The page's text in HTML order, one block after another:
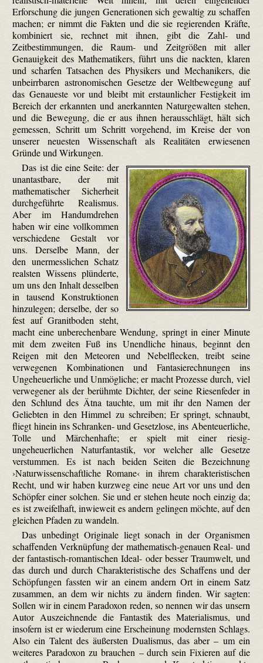
Erforschung die jungen Generationen sich gewaltig zu schaffen
machen; er nimmt die Fakten und die sie regierenden Kräfte,
kombiniert sie, rechnet mit ihnen, gibt die Zahl- und
Zeitbestimmungen, die Raum- und Zeitgrößen mit aller
Genauigkeit des Mathematikers, führt uns die nackten, klaren
und scharfen Tatsachen des Physikers und Mechanikers, die
unbeirrbaren astronomischen Gesetze der Weltbewegung auf
das Genaueste vor und bleibt mit erstaunlicher Festigkeit im
Bereich der erkannten und anerkannten Naturgewalten stehen,
und die Bewegung, die er aus ihnen herausschlägt, hält sich
gemessen, Schritt um Schritt vorgehend, im Kreise der von
unserer neuesten Wissenschaft als Realitäten erwiesenen
Gründe und Wirkungen.
Das ist die eine Seite: der
unantastbare, der mit
mathematischer Sicherheit
durchgeführte Realismus.
Aber im Handumdrehen
haben wir eine vollkommen
verschiedene Gestalt vor
uns. Derselbe Mann, der
den unermesslichen Schatz
realsten Wissens plünderte,
um uns den Inhalt desselben
in tausend Konstruktionen
hinzulegen; derselbe, der so
fest auf Granitboden steht,
macht eine unberechenbare Wendung, springt in einer Minute
mit dem zweiten Fuß ins Unendliche hinaus, beginnt den
Reigen mit den Meteoren und Nebelflecken, treibt seine
verwegenen Kombinationen und Fantasierechnungen ins
Ungeheuerliche und Unmögliche; er macht Prozesse durch, viel
verwegener als der berühmte Dichter, der seine Riesenfeder in
den Schlund des Ätna tauchte, um mit ihr den Namen der
Geliebten in den Himmel zu schreiben; Er springt, schnaubt,
fliegt hinein ins Schranken- und Gesetzlose, ins Abenteuerliche,
Tolle und Märchenhafte; er spielt mit einer riesig-
ungeheuerlichen Naturfantastik, vor welcher alle Gesetze
verstummen. Es ist nach beiden Seiten die Bezeichnung
›Naturwissenschaftliche Romane‹ in ihrem charakteristischen
Recht, und wir haben kurzweg eine neue Art vor uns und den
Schöpfer einer solchen. Sie und er stehen heute noch einzig da;
es ist zweifelhaft, inwieweit es andern gelingen möchte, auf den
gleichen Pfaden zu wandeln.
Das unbedingt Originale liegt sonach in der Organismen
schaffenden Verknüpfung der mathematisch-genauen Real- und
der fantastisch-romantischen Ideal- oder besser Traumwelt, und
das durch und durch Charakteristische des Schaffens und der
Schöpfungen fassten wir an einem andern Ort in einem Satz
zusammen, an dem wir nichts zu ändern finden. Wir sagten:
Sollen wir in einem Paradoxon reden, so nennen wir das unsern
Autor Auszeichnende die Fantastik des Materialismus, und
insofern ist er wiederum eine Erscheinung modernsten Schlags.
Also ein Talent des äußersten Dualismus, das aber – um ein
weiteres Paradoxon zu brauchen – durch sein Fixieren auf die